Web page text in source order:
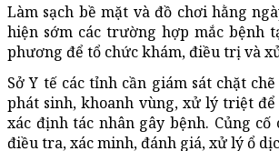
Làm sạch bề mặt và đồ chơi hằng
hiện sớm các trường hợp mắc bệnh
phương để tổ chức khám, điều trị và
Sở Y tế các tỉnh cần giám sát chặt
phát sinh, khoanh vùng, xử lý triệt
xác định tác nhân gây bệnh. Củng
điều tra, xác minh, đánh giá, xử lý ổ